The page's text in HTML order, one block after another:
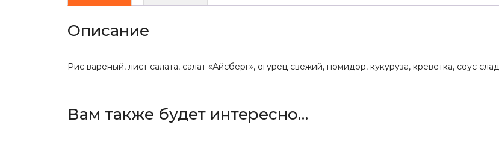
Описание
Рис вареный, лист салата, салат «Айсберг», огурец свежий, помидор, кукуруза, креветка, соус
Вам также будет интересно…